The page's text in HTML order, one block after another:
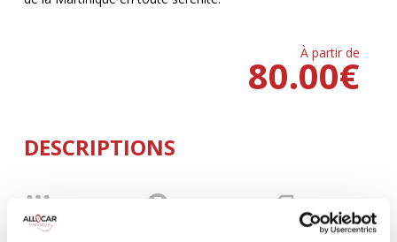
À partir de
€
80.00
DESCRIPTIONS
100 CV